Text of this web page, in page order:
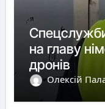
на главу
дронів
Олексій